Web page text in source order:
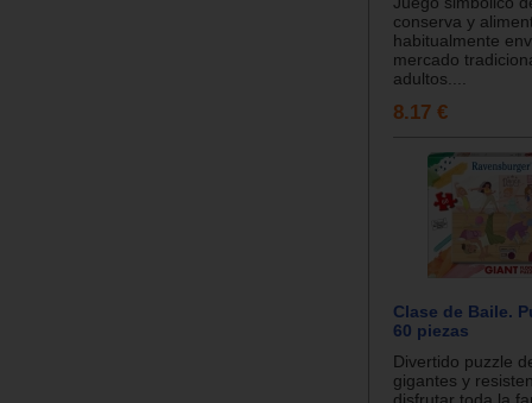
conserva y
habitualmente
mercado
adultos....
8.17 €
Clase de Baile.
60 piezas
Divertido puzzle
gigantes y